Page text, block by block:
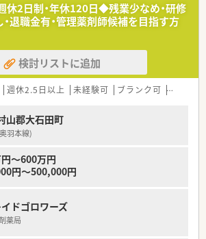
休2日制・年休120日◆残業少なめ・研修
退職金有・管理薬剤師候補を目指す方
検討リストに追加
週休2.5日以上 未経験可 ブランク可 残業な
山郡大石田町
羽本線)
～600万円
円～500,000円
ドゴロワーズ
薬局